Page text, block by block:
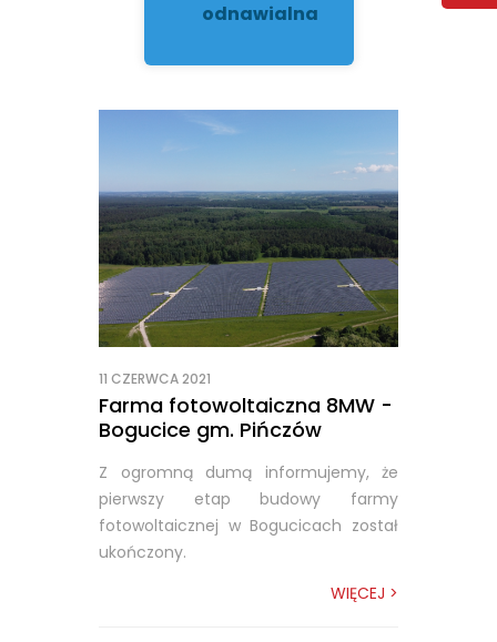
odnawialna
11 CZERWCA 2021
Farma fotowoltaiczna 8MW -
Bogucice gm. Pińczów
Z ogromną dumą informujemy, że
pierwszy etap budowy farmy
fotowoltaicznej w Bogucicach został
ukończony.
WIĘCEJ >